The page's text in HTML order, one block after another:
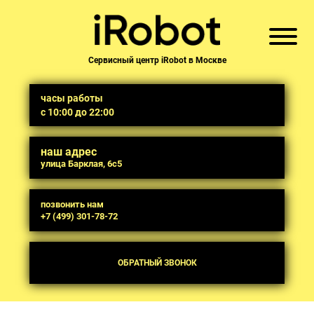
Сервисный центр iRobot в Москве
часы работы
с 10:00 до 22:00
наш адрес
улица Барклая, 6с5
позвонить нам
+7 (499) 301-78-72
ОБРАТНЫЙ ЗВОНОК